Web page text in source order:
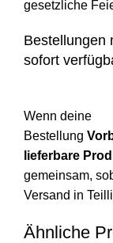
gesetzliche
Bestellungen
sofort
Wenn deine
Bestellung
lieferbare
gemeinsam,
Versand in
Ähnliche